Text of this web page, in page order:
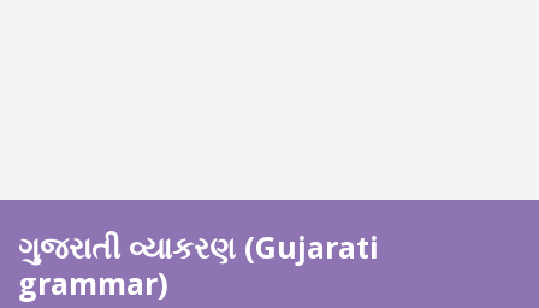
ગુજરાતી વ્યાકરણ (Gujarati
grammar)